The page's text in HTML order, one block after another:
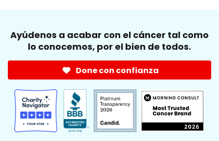
Ayúdenos a acabar con el cáncer tal como
lo conocemos, por el bien de todos.
Done con confianza